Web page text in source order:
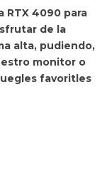
RTX 4090 para
de la
alta, pudiendo,
monitor o
favoritles